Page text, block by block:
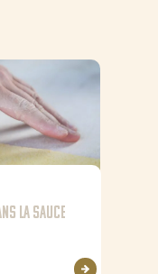
LA SAUCE